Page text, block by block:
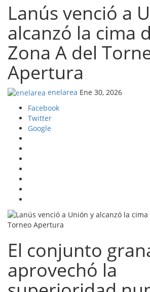
Lanús venció a
alcanzó la cima
Zona A del
Apertura
enelarea Ene 30, 2026
Facebook
Twitter
Google
El conjunto
aprovechó la